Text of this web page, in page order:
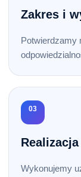
Zakres i
Potwierdzamy
03
Realizacja
Wykonujemy